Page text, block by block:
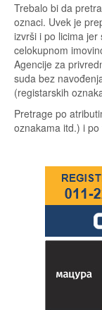
Trebalo bi da
oznaci. Uvek je
izvrši i po licima
celokupnom
Agencije za
suda bez
(registarskih
Pretrage po
oznakama itd.) i